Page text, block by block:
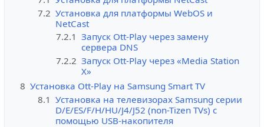
7.2 Установка для платформы WebOS и
NetCast
7.2.1 Запуск Ott-Play через замену
сервера DNS
7.2.2 Запуск Ott-Play через «Media Station
X»
8 Установка Ott-Play на Samsung Smart TV
8.1 Установка на телевизорах Samsung серии
D/E/ES/F/H/HU/J4/J52 (non-Tizen TVs) с
помощью USB-накопителя